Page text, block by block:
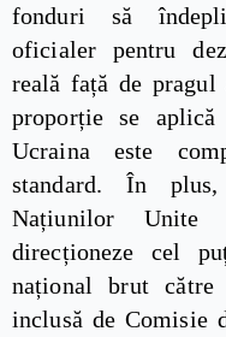
fonduri să
oficialer pentru
reală față de pragul
proporție se
Ucraina este
standard. În plus,
Națiunilor Unite
direcționeze cel
național brut
inclusă de Comisie